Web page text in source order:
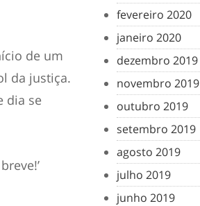
de um
da justiça.
dia se
fevereiro 2020
janeiro 2020
dezembro 2019
novembro 2019
outubro 2019
setembro 2019
agosto 2019
julho 2019
junho 2019